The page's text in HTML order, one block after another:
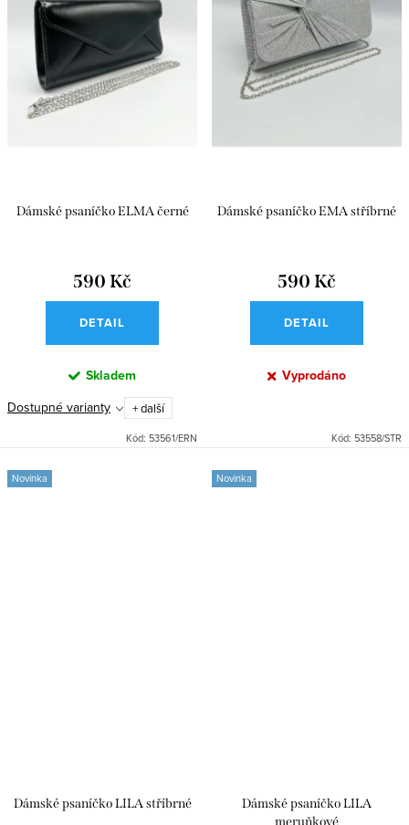
Dámské psaníčko ELMA černé
590 Kč
DETAIL
Skladem
Dostupné varianty + další
Kód: 53561/ERN
Dámské psaníčko EMA stříbrné
590 Kč
DETAIL
Vyprodáno
Kód: 53558/STR
Novinka
Dámské psaníčko LILA stříbrné
Novinka
Dámské psaníčko LILA
meruňkové